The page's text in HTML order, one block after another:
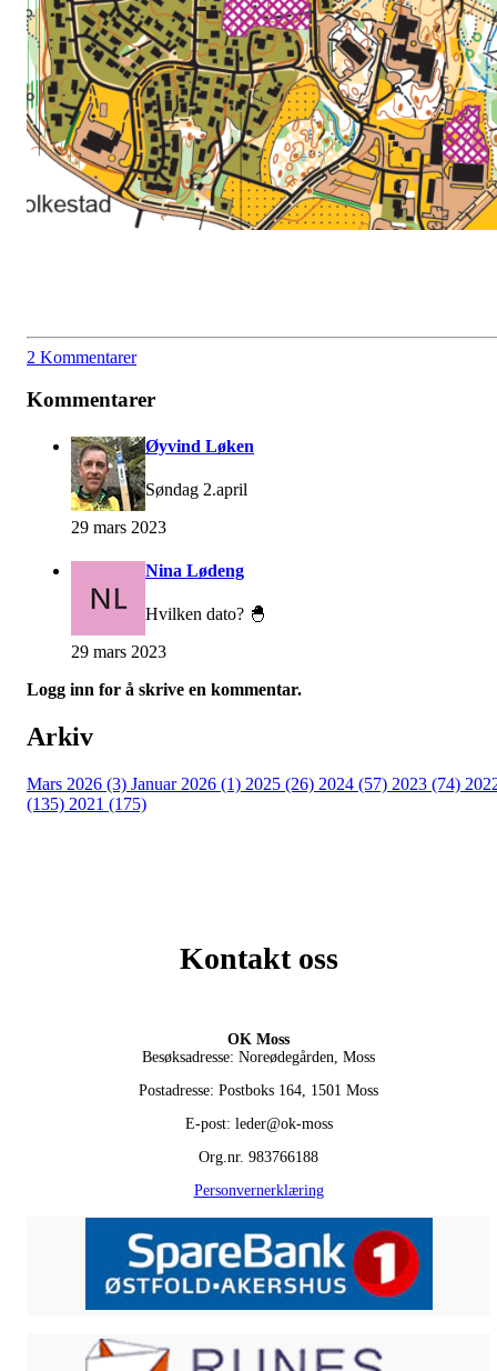
2 Kommentarer
Kommentarer
Øyvind Løken
Søndag 2.april
29 mars 2023
Nina Lødeng
Hvilken dato? 🐣
29 mars 2023
Logg inn for å skrive en kommentar.
Arkiv
Mars 2026 (3) Januar 2026 (1) 2025 (26) 2024 (57) 2023 (74)
(135) 2021 (175)
Kontakt oss
OK Moss
Besøksadresse: Noreødegården, Moss
Postadresse: Postboks 164, 1501 Moss
E-post: leder@ok-moss
Org.nr. 983766188
Personvernerklæring